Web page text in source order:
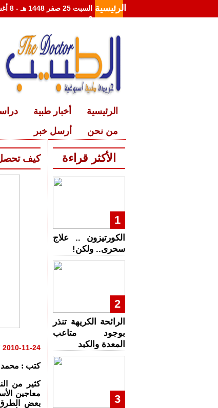
الرئيسية
م
الرئيسية أخبار طبية
من نحن
أرسل خبر
كيف تحصل
2010-11-24 10:23:07
كتب : محمد
كثير من
معاجين
بعض الطرق
الأكثر قراءة
1
الكورتيزون .. علاج
سحرى.. ولكن!
2
الرائحة الكريهة تنذر
بوجود متاعب
المعدة والكبد
3